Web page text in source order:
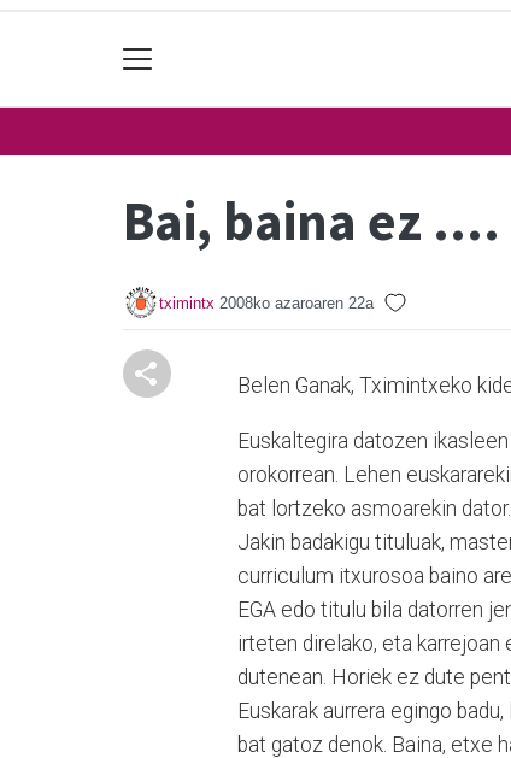
Bai, baina ez ....
tximintx 2008ko azaroaren 22a
Belen Ganak, Tximintxeko
Euskaltegira datozen
orokorrean. Lehen
bat lortzeko asmoarekin dator.
Jakin badakigu tituluak,
curriculum itxurosoa baino
EGA edo titulu bila datorren
irteten direlako, eta
dutenean. Horiek ez dute
Euskarak aurrera egingo
bat gatoz denok. Baina, etxe